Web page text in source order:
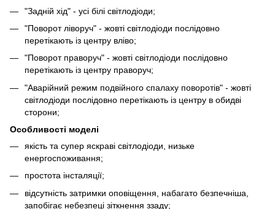
"Задній хід" - усі білі світлодіоди;
"Поворот ліворуч" - жовті світлодіоди послідовно
перетікають із центру вліво;
"Поворот праворуч" - жовті світлодіоди послідовно
перетікають із центру праворуч;
"Аварійний режим подвійного спалаху поворотів" - жовті
світлодіоди послідовно перетікають із центру в обидві
сторони;
Особливості моделі
якість та супер яскраві світлодіоди, низьке
енергоспоживання;
простота інсталяції;
відсутність затримки оповіщення, набагато безпечніша,
запобігає небезпеці зіткнення ззаду;